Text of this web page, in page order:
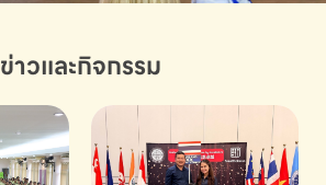
ข่าวและกิจกรรม